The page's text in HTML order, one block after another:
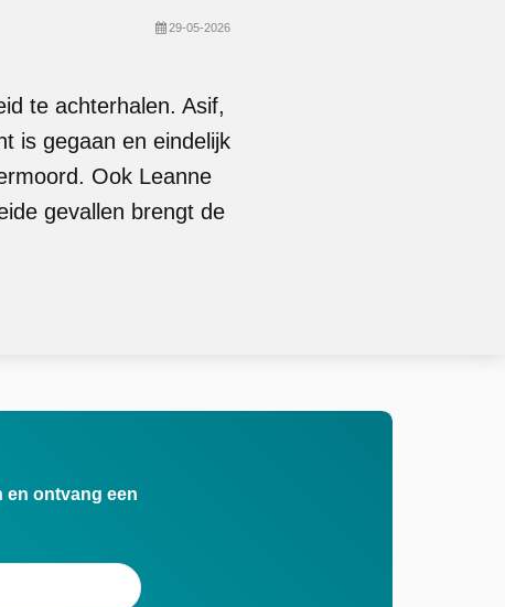
29-05-2026
te achterhalen. Asif,
is gegaan en eindelijk
Ook Leanne
gevallen brengt de
en ontvang een